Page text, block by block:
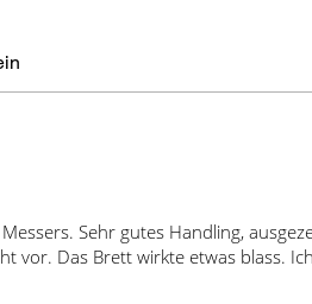
Sehr gutes Handling,
vor. Das Brett wirkte etwas blass.